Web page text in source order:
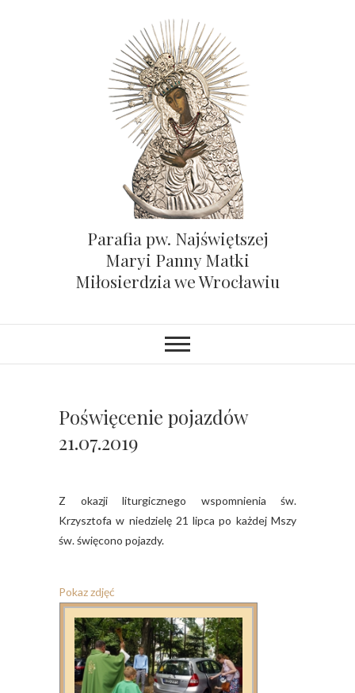
Parafia pw. Najświętszej
Maryi Panny Matki
Miłosierdzia we Wrocławiu
Poświęcenie pojazdów
21.07.2019
Z okazji liturgicznego wspomnienia św.
Krzysztofa w niedzielę 21 lipca po każdej Mszy
św. święcono pojazdy.
Pokaz zdjęć